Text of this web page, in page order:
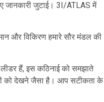
जुटाई। 3I/ATLAS में
और विकिरण हमारे सौर मंडल की
हैं, इस कठिनाई को समझाते
को देखने जैसा है। आप सटीकता के